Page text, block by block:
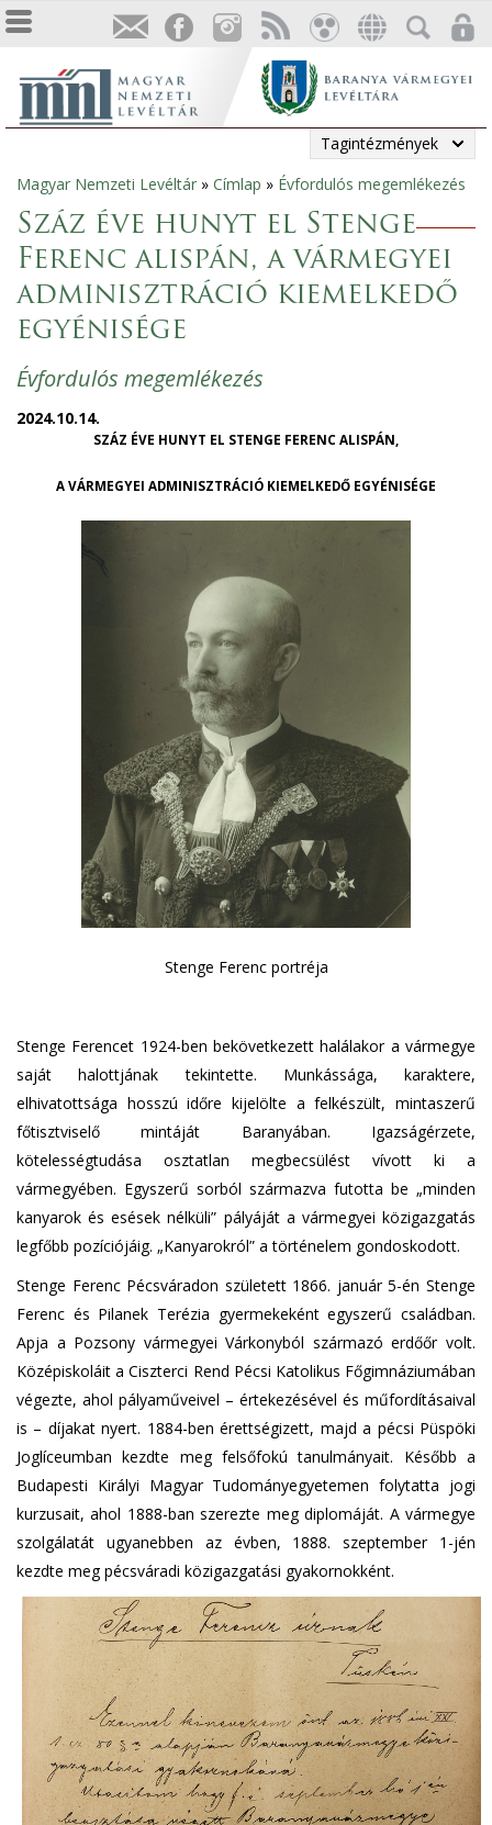
Tagintézmények
Jelenlegi
hely
Magyar Nemzeti Levéltár » Címlap » Évfordulós megemlékezés
Száz éve hunyt el Stenge
Ferenc alispán, a vármegyei
adminisztráció kiemelkedő
egyénisége
Évfordulós megemlékezés
2024.10.14.
SZÁZ ÉVE HUNYT EL STENGE FERENC ALISPÁN,
A VÁRMEGYEI ADMINISZTRÁCIÓ KIEMELKEDŐ EGYÉNISÉGE
Stenge Ferenc portréja
Stenge Ferencet 1924-ben bekövetkezett halálakor a vármegye
saját halottjának tekintette. Munkássága, karaktere,
elhivatottsága hosszú időre kijelölte a felkészült, mintaszerű
főtisztviselő mintáját Baranyában. Igazságérzete,
kötelességtudása osztatlan megbecsülést vívott ki a
vármegyében. Egyszerű sorból származva futotta be „minden
kanyarok és esések nélküli” pályáját a vármegyei közigazgatás
legfőbb pozíciójáig. „Kanyarokról” a történelem gondoskodott.
Stenge Ferenc Pécsváradon született 1866. január 5-én Stenge
Ferenc és Pilanek Terézia gyermekeként egyszerű családban.
Apja a Pozsony vármegyei Várkonyból származó erdőőr volt.
Középiskoláit a Ciszterci Rend Pécsi Katolikus Főgimnáziumában
végezte, ahol pályaműveivel – értekezésével és műfordításaival
is – díjakat nyert. 1884-ben érettségizett, majd a pécsi Püspöki
Joglíceumban kezdte meg felsőfokú tanulmányait. Később a
Budapesti Királyi Magyar Tudományegyetemen folytatta jogi
kurzusait, ahol 1888-ban szerezte meg diplomáját. A vármegye
szolgálatát ugyanebben az évben, 1888. szeptember 1-jén
kezdte meg pécsváradi közigazgatási gyakornokként.